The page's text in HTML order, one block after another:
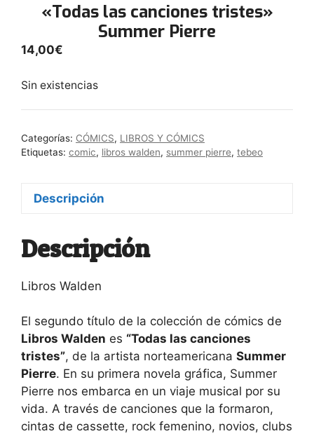
«Todas las canciones tristes»
Summer Pierre
14,00€
Sin existencias
Categorías: CÓMICS, LIBROS Y CÓMICS
Etiquetas: comic, libros walden, summer pierre, tebeo
Descripción
Descripción
Libros Walden
El segundo título de la colección de cómics de
Libros Walden es “Todas las canciones
tristes”, de la artista norteamericana Summer
Pierre. En su primera novela gráfica, Summer
Pierre nos embarca en un viaje musical por su
vida. A través de canciones que la formaron,
cintas de cassette, rock femenino, novios, clubs